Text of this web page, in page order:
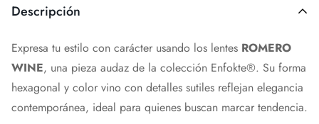
Descripción
Expresa tu estilo con carácter usando los lentes ROMERO
WINE, una pieza audaz de la colección Enfokte®. Su forma
hexagonal y color vino con detalles sutiles reflejan elegancia
contemporánea, ideal para quienes buscan marcar tendencia.